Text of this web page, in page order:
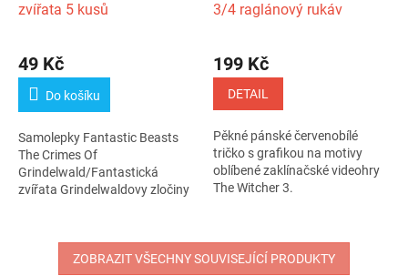
zvířata 5 kusů
49 Kč
Do košíku
Samolepky Fantastic Beasts
The Crimes Of
Grindelwald/Fantastická
zvířata Grindelwaldovy zločiny
3/4 raglánový rukáv
199 Kč
DETAIL
Pěkné pánské červenobílé
tričko s grafikou na motivy
oblíbené zaklínačské videohry
The Witcher 3.
ZOBRAZIT VŠECHNY SOUVISEJÍCÍ PRODUKTY